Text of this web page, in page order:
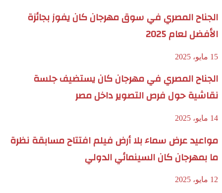
الجناح المصري في سوق مهرجان كان يفوز بجائزة
الأفضل لعام 2025
15 مايو، 2025
الجناح المصري في مهرجان كان يستضيف جلسة
نقاشية حول فرص التصوير داخل مصر
14 مايو، 2025
مواعيد عرض سماء بلا أرض فيلم افتتاح مسابقة نظرة
ما بمهرجان كان السينمائي الدولي
12 مايو، 2025